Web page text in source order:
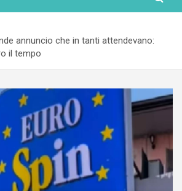
annuncio che in tanti attendevano:
il tempo